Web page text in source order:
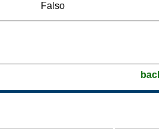
Falso